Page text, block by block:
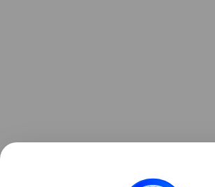
Однако специалисты напоминают,